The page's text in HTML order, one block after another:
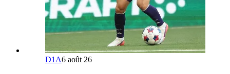
D1A6 août 26